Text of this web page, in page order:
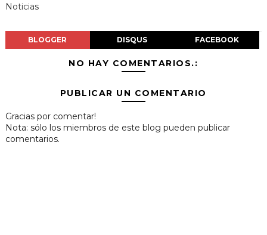
Noticias
BLOGGER DISQUS FACEBOOK
NO HAY COMENTARIOS.:
PUBLICAR UN COMENTARIO
Gracias por comentar!
Nota: sólo los miembros de este blog pueden publicar
comentarios.